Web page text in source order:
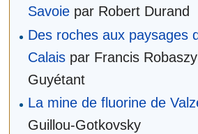
Savoie par Robert Durand
Des roches aux paysages
Calais par Francis
Guyétant
La mine de fluorine de
Guillou-Gotkovsky